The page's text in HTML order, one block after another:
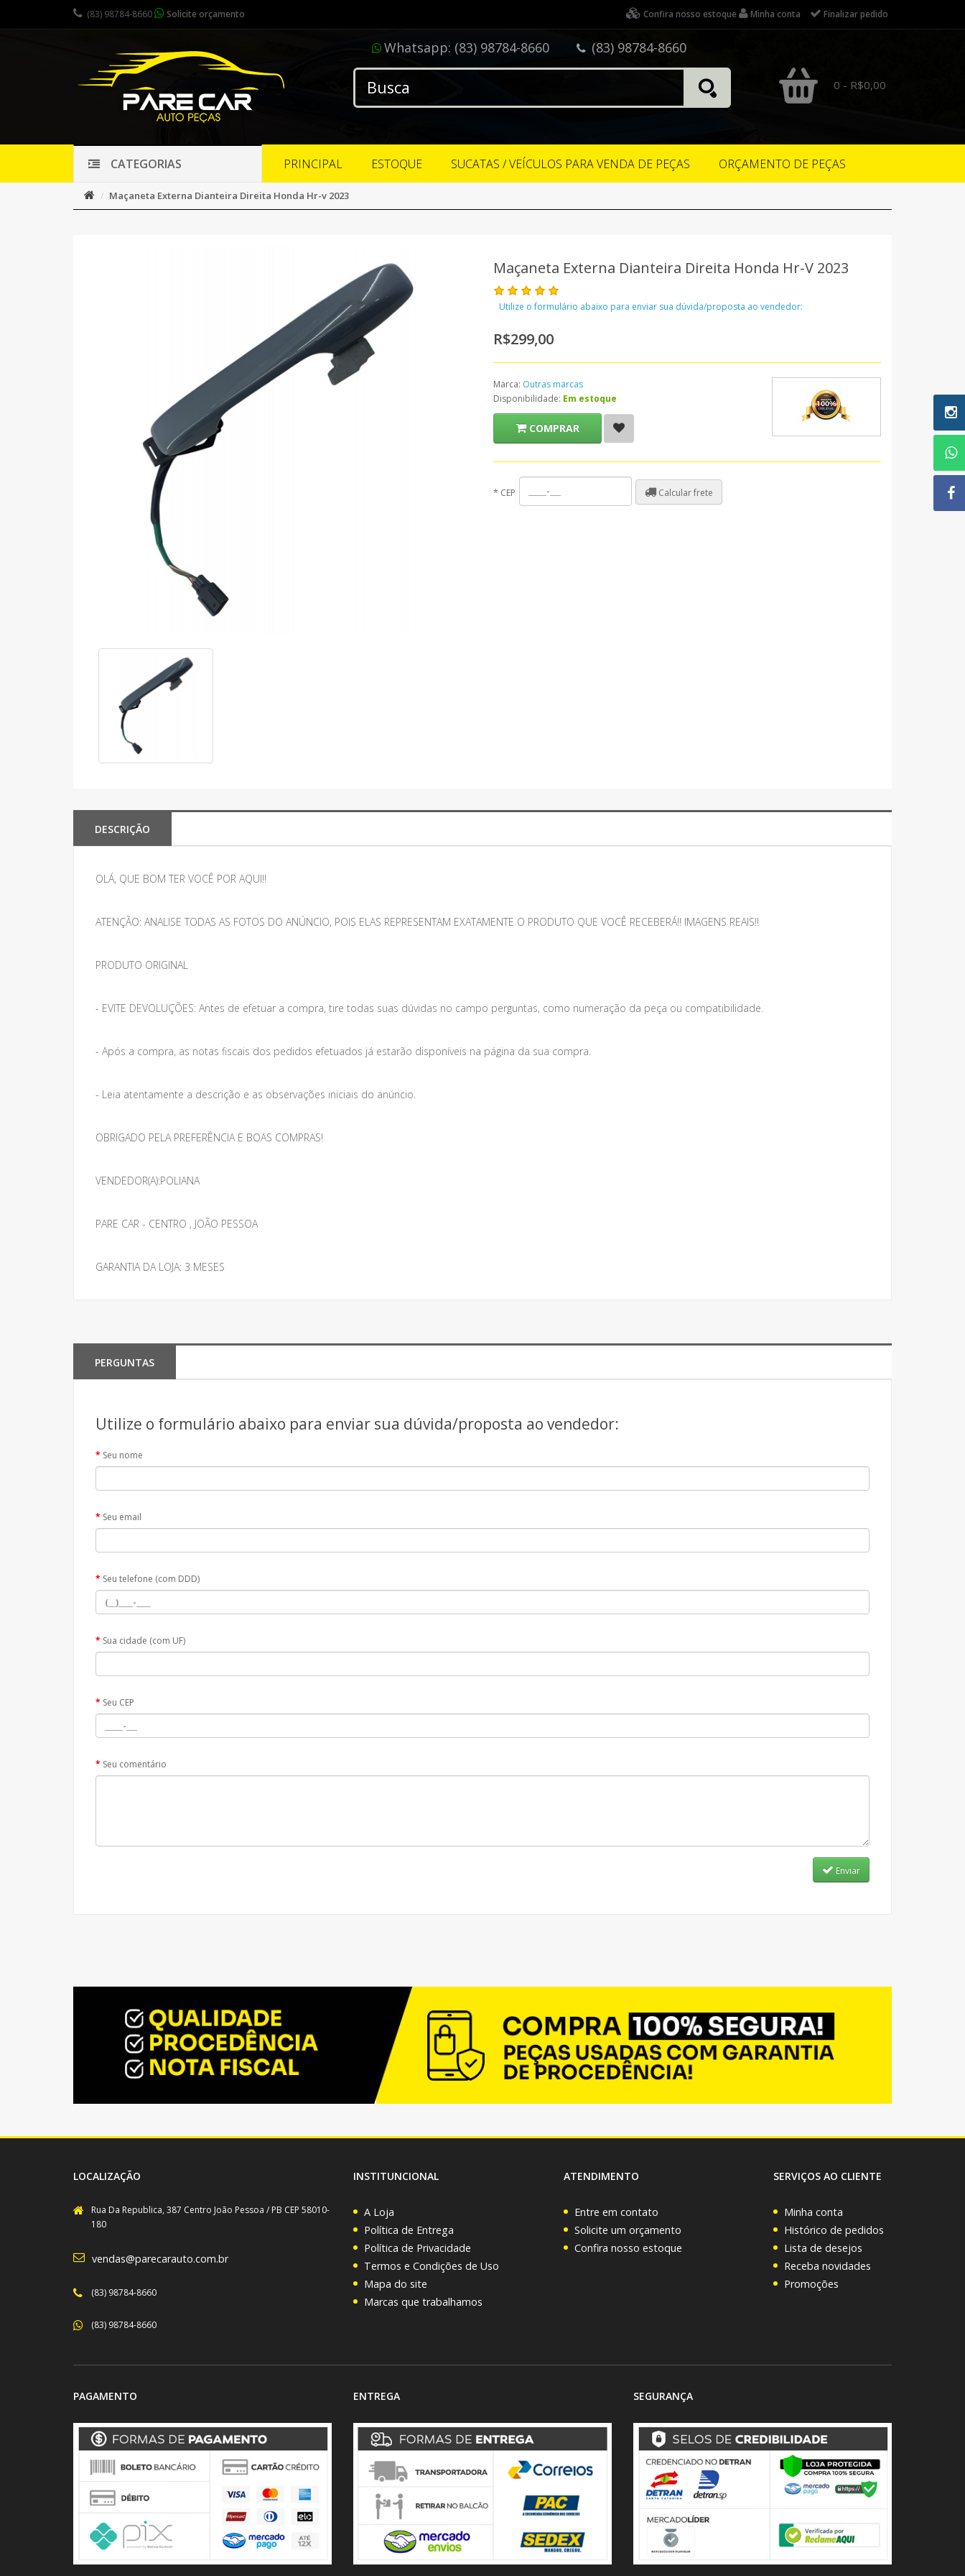
(83) 98784-8660 Solicite orçamento Confira nosso estoque Minha conta Finalizar pedido
Whatsapp: (83) 98784-8660 (83) 98784-8660
0 - R$0,00
CATEGORIAS PRINCIPAL ESTOQUE SUCATAS / VEÍCULOS PARA VENDA DE PEÇAS ORÇAMENTO DE PEÇAS
Maçaneta Externa Dianteira Direita Honda Hr-v 2023
Maçaneta Externa Dianteira Direita Honda Hr-V 2023
Utilize o formulário abaixo para enviar sua dúvida/proposta ao vendedor:
R$299,00
Marca: Outras marcas
Disponibilidade: Em estoque
COMPRAR
* CEP Calcular frete
DESCRIÇÃO
OLÁ, QUE BOM TER VOCÊ POR AQUI!!
ATENÇÃO: ANALISE TODAS AS FOTOS DO ANÚNCIO, POIS ELAS REPRESENTAM EXATAMENTE O PRODUTO QUE VOCÊ RECEBERÁ!! IMAGENS REAIS!!
PRODUTO ORIGINAL
- EVITE DEVOLUÇÕES: Antes de efetuar a compra, tire todas suas dúvidas no campo perguntas, como numeração da peça ou compatibilidade.
- Após a compra, as notas fiscais dos pedidos efetuados já estarão disponíveis na página da sua compra.
- Leia atentamente a descrição e as observações iniciais do anúncio.
OBRIGADO PELA PREFERÊNCIA E BOAS COMPRAS!
VENDEDOR(A):POLIANA
PARE CAR - CENTRO , JOÃO PESSOA
GARANTIA DA LOJA: 3 MESES
PERGUNTAS
Utilize o formulário abaixo para enviar sua dúvida/proposta ao vendedor:
Seu nome
Seu email
Seu telefone (com DDD)
Sua cidade (com UF)
Seu CEP
Seu comentário
Enviar
LOCALIZAÇÃO
Rua Da Republica, 387 Centro João Pessoa / PB CEP 58010-
180
vendas@parecarauto.com.br
(83) 98784-8660
(83) 98784-8660
INSTITUNCIONAL
A Loja
Política de Entrega
Política de Privacidade
Termos e Condições de Uso
Mapa do site
Marcas que trabalhamos
ATENDIMENTO
Entre em contato
Solicite um orçamento
Confira nosso estoque
SERVIÇOS AO CLIENTE
Minha conta
Histórico de pedidos
Lista de desejos
Receba novidades
Promoções
PAGAMENTO ENTREGA SEGURANÇA